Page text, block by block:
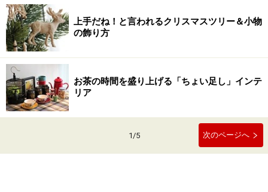
上手だね！と言われるクリスマスツリー＆小物
の飾り方
お茶の時間を盛り上げる「ちょい足し」インテ
リア
1/5 次のページへ